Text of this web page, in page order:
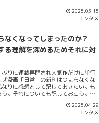
ごい！を総なめにした話題の作品の作
溢れる世界観と引き込まれるストーリ
ープログラムはサブカル路線なの
私も単なる公開講座の二番煎じだと
うではない。サタデープログラムでは
いるのだ。通常の学校授業だけでは
・イベント...
2025.05.15
エンタメ
なくなってしまったのか？
る理解を深めるためそれに対
りに連載再開され人気作だけに単行
漫画「日常」の新刊はつまらなくな
りに感想として記しておきたい。も
。それについても記しておこう。ち
いったものなのかを考えてみたいと思
2025.04.29
エンタメ